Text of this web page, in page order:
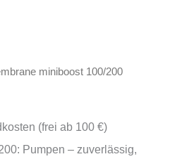
miniboost 100/200
(frei ab 100 €)
Pumpen – zuverlässig,